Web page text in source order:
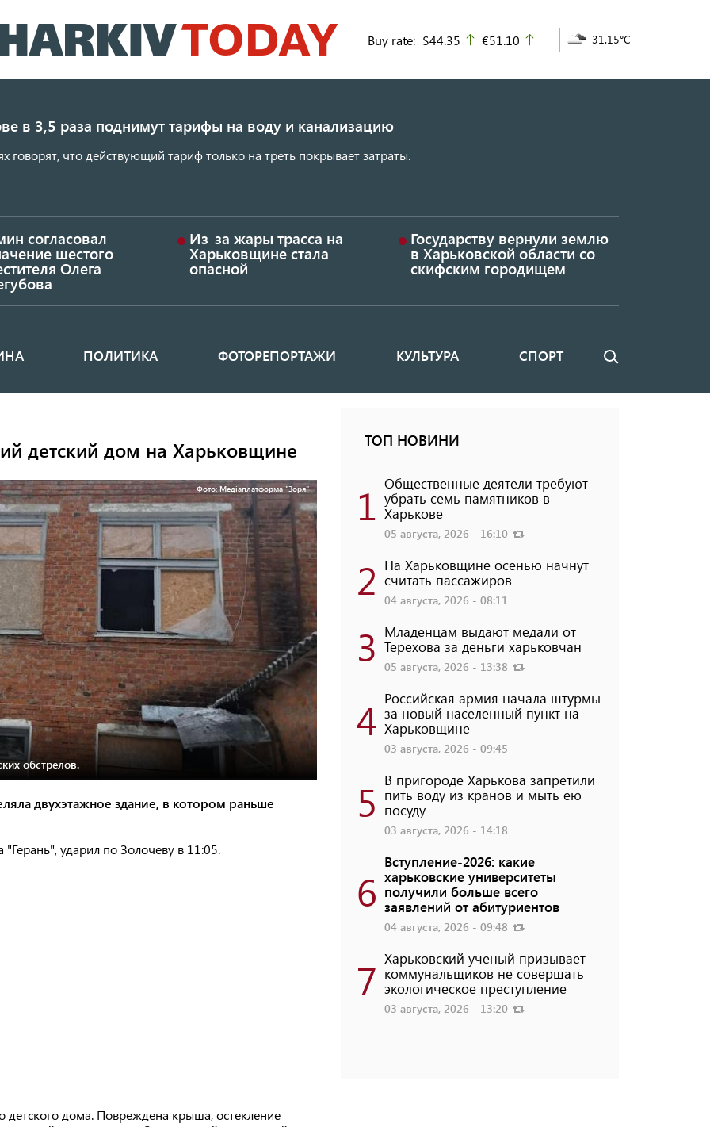
к
основному
Buy rate: $44.35 up
€51.10 31.15°C
в 3,5 раза поднимут тарифы на воду и канализацию
говорят, что действующий тариф только на треть покрывает затраты.
согласовал
шестого
Олега
Из-за жары трасса на
Харьковщине стала
опасной
Государству вернули землю
в Харьковской области со
скифским городищем
ПОЛИТИКА ФОТОРЕПОРТАЖИ КУЛЬТУРА СПОРТ Поиск
детский дом на Харьковщине
Фото: Медіаплатформа "Зоря"
обстрелов.
двухэтажное здание, в котором раньше
ударил по Золочеву в 11:05.
дома. Повреждена крыша, остекление
ТОП НОВИНИ
1 Общественные деятели требуют
убрать семь памятников в
Харькове
05 августа, 2026 - 16:10
2 На Харьковщине осенью начнут
считать пассажиров
04 августа, 2026 - 08:11
3 Младенцам выдают медали от
Терехова за деньги харьковчан
05 августа, 2026 - 13:38
4 Российская армия начала штурмы
за новый населенный пункт на
Харьковщине
03 августа, 2026 - 09:45
5 В пригороде Харькова запретили
пить воду из кранов и мыть ею
посуду
03 августа, 2026 - 14:18
6
Вступление-2026: какие
харьковские университеты
получили больше всего
заявлений от абитуриентов
04 августа, 2026 - 09:48
7 Харьковский ученый призывает
коммунальщиков не совершать
экологическое преступление
03 августа, 2026 - 13:20